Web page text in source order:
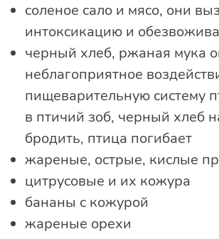
соленое сало и мясо, они
интоксикацию и
черный хлеб, ржаная мука
неблагоприятное
пищеварительную систему
в птичий зоб, черный хлеб
бродить, птица погибает
жареные, острые, кислые
цитрусовые и их кожура
бананы с кожурой
жареные орехи